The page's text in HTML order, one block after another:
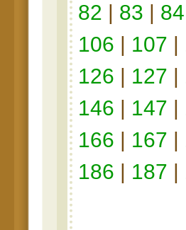
82 | 83 | 84
106 | 107 |
126 | 127 |
146 | 147 |
166 | 167 |
186 | 187 |